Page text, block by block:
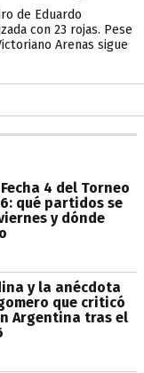
de Eduardo
con 23 rojas. Pese
Arenas sigue
4 del Torneo
qué partidos se
y dónde
y la anécdota
que criticó
Argentina tras el